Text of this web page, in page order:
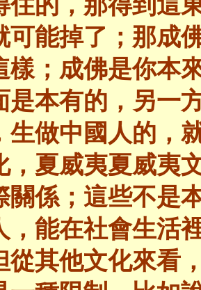
可能掉了；那成
樣；成佛是你本
是本有的，另一
生做中國人的，
，夏威夷夏威夷
關係；這些不是
，能在社會生活
從其他文化來看